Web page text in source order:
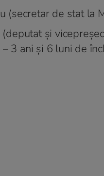
(secretar de stat la
și
3 ani și 6 luni de